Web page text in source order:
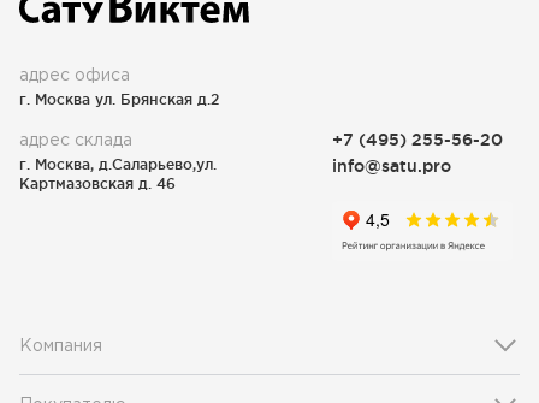
адрес офиса
г. Москва ул. Брянская д.2
адрес склада
г. Москва, д.Саларьево,ул.
Картмазовская д. 46
+7 (495) 255-56-20
info@satu.pro
Компания